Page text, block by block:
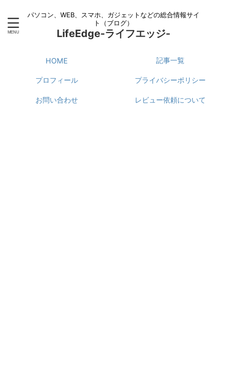
パソコン、WEB、スマホ、ガジェットなどの総合情報サイ
ト（ブログ）
LifeEdge-ライフエッジ-
HOME 記事一覧
プロフィール プライバシーポリシー
お問い合わせ レビュー依頼について